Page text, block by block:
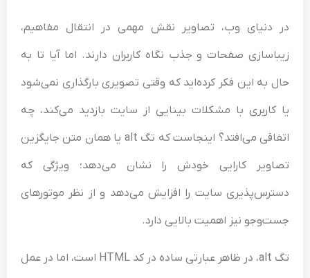
در دنیای وب، تصاویر نقش مهمی در انتقال مفاهیم،
زیباسازی صفحات و جذب نگاه کاربران دارند. اما آیا تا به
حال به این فکر کرده‌اید که وقتی تصویری بارگذاری نمی‌شود
یا کاربری با مشکلات بینایی از سایت بازدید می‌کند، چه
اتفاقی می‌افتد؟ اینجاست که تگ alt یا همان متن جایگزین
تصاویر کارایی خودش را نشان می‌دهد؛ ویژگی‌ که
دسترس‌پذیری سایت را افزایش می‌دهد و از نظر موتورهای
جست‌وجو نیز اهمیت بالایی دارد.
تگ alt، در ظاهر عبارتی ساده در کد HTML است، اما در عمل